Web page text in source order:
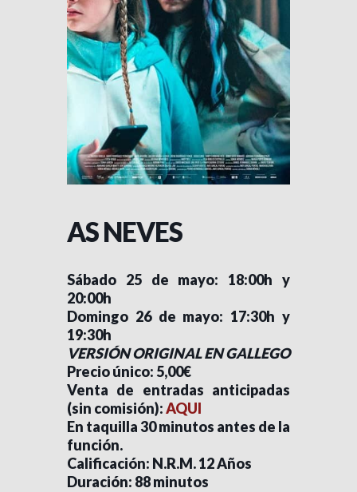
AS NEVES
Sábado 25 de mayo: 18:00h y
20:00h
Domingo 26 de mayo: 17:30h y
19:30h
VERSIÓN ORIGINAL EN GALLEGO
Precio único: 5,00€
Venta de entradas anticipadas
(sin comisión):AQUI
En taquilla 30 minutos antes de la
función.
Calificación: N.R.M. 12 Años
Duración: 88 minutos